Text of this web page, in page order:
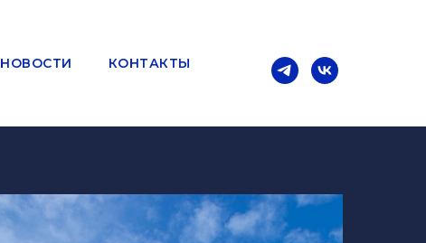
НОВОСТИ КОНТАКТЫ